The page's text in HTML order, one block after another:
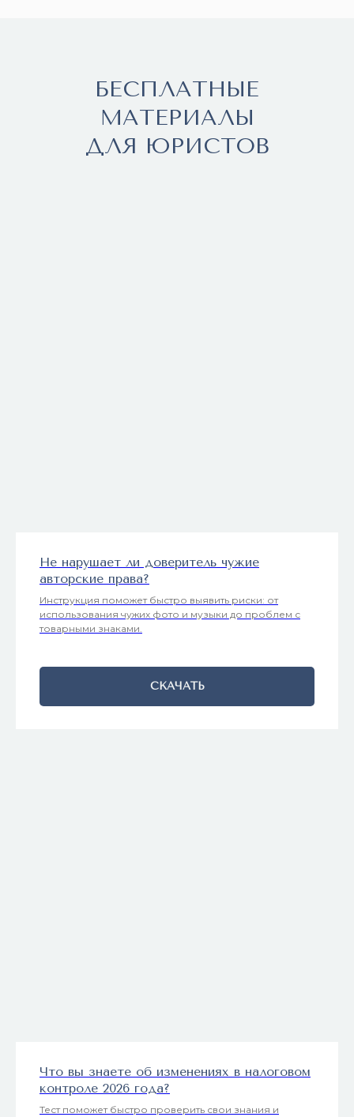
БЕСПЛАТНЫЕ
МАТЕРИАЛЫ
ДЛЯ ЮРИСТОВ
Не нарушает ли доверитель чужие
авторские права?
Инструкция поможет быстро выявить риски: от
использования чужих фото и музыки до проблем с
товарными знаками.
СКАЧАТЬ
Что вы знаете об изменениях в налоговом
контроле 2026 года?
Тест поможет быстро проверить свои знания и